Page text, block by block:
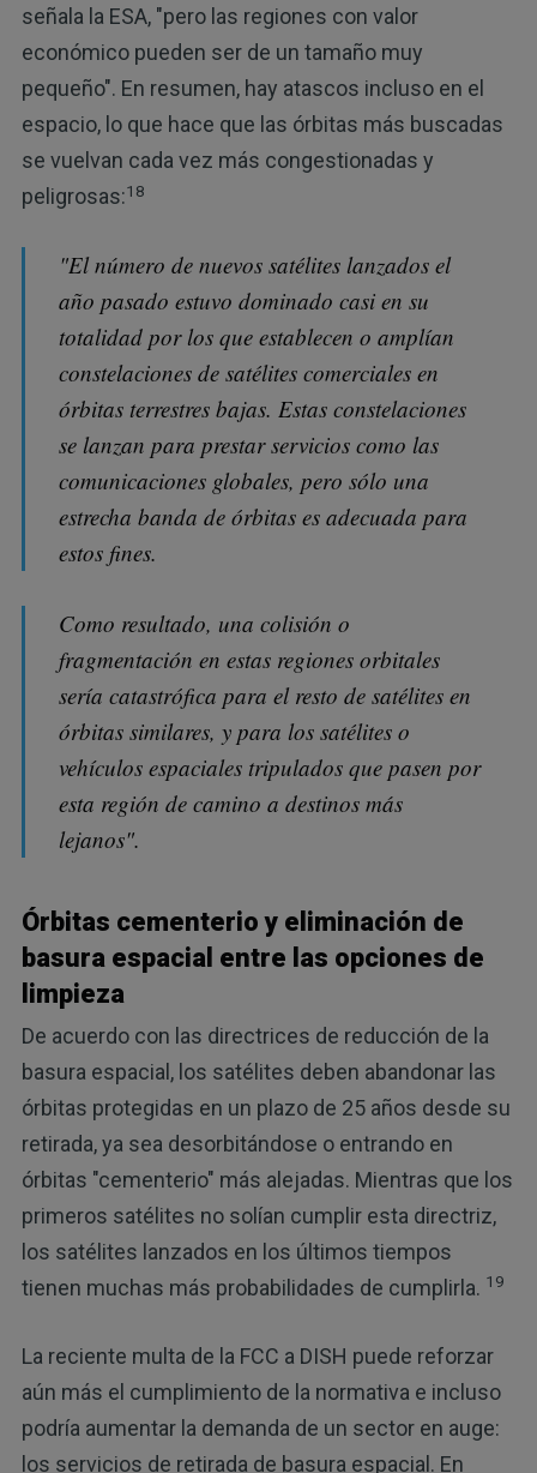
señala la ESA, "pero las regiones con valor
económico pueden ser de un tamaño muy
pequeño". En resumen, hay atascos incluso en el
espacio, lo que hace que las órbitas más buscadas
se vuelvan cada vez más congestionadas y
peligrosas:18
"El número de nuevos satélites lanzados el
año pasado estuvo dominado casi en su
totalidad por los que establecen o amplían
constelaciones de satélites comerciales en
órbitas terrestres bajas. Estas constelaciones
se lanzan para prestar servicios como las
comunicaciones globales, pero sólo una
estrecha banda de órbitas es adecuada para
estos fines.
Como resultado, una colisión o
fragmentación en estas regiones orbitales
sería catastrófica para el resto de satélites en
órbitas similares, y para los satélites o
vehículos espaciales tripulados que pasen por
esta región de camino a destinos más
lejanos".
Órbitas cementerio y eliminación de
basura espacial entre las opciones de
limpieza
De acuerdo con las directrices de reducción de la
basura espacial, los satélites deben abandonar las
órbitas protegidas en un plazo de 25 años desde su
retirada, ya sea desorbitándose o entrando en
órbitas "cementerio" más alejadas. Mientras que los
primeros satélites no solían cumplir esta directriz,
los satélites lanzados en los últimos tiempos
tienen muchas más probabilidades de cumplirla. 19
La reciente multa de la FCC a DISH puede reforzar
aún más el cumplimiento de la normativa e incluso
podría aumentar la demanda de un sector en auge:
los servicios de retirada de basura espacial. En